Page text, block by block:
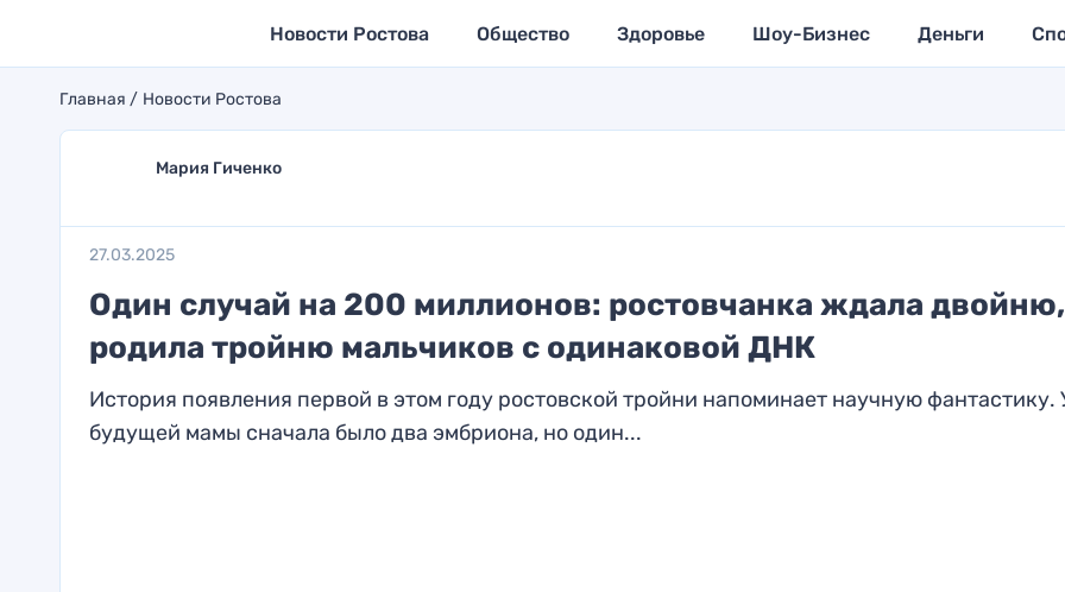
Новости Ростова Общество Здоровье Шоу-Бизнес Деньги
Главная Новости Ростова
Мария Гиченко
27.03.2025
Один случай на 200 миллионов: ростовчанка ждала
родила тройню мальчиков с одинаковой ДНК
История появления первой в этом году ростовской тройни напоминает научную фантастику.
будущей мамы сначала было два эмбриона, но один...